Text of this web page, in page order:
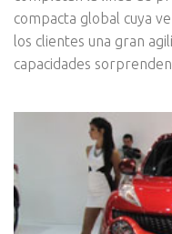
compacta global cuya
los clientes una gran
capacidades